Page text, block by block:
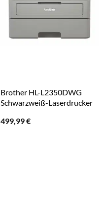
Brother HL-L2350DWG
Schwarzweiß-Laserdrucker
499,99€